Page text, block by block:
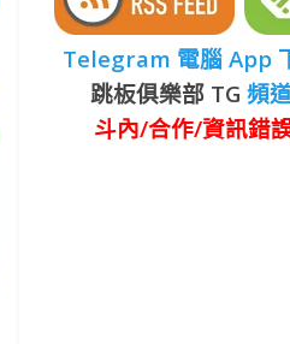
Telegram 電腦 App
跳板俱樂部 TG 頻
斗內/合作/資訊錯